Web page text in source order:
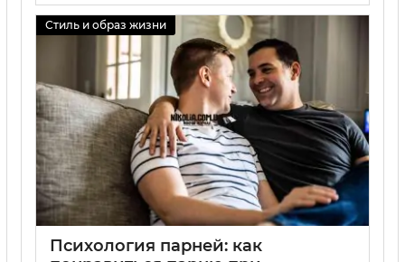
Стиль и образ жизни
Психология парней: как